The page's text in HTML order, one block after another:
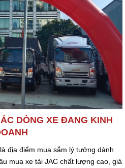
DÒNG XE ĐANG KINH
là địa điểm mua sắm lý tưởng dành
mua xe tải JAC chất lượng cao, giá